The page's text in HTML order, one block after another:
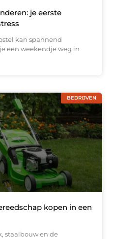
je eerste
kan spannend
een weekendje weg in
BEDRIJVEN
kopen in een
staalbouw en de